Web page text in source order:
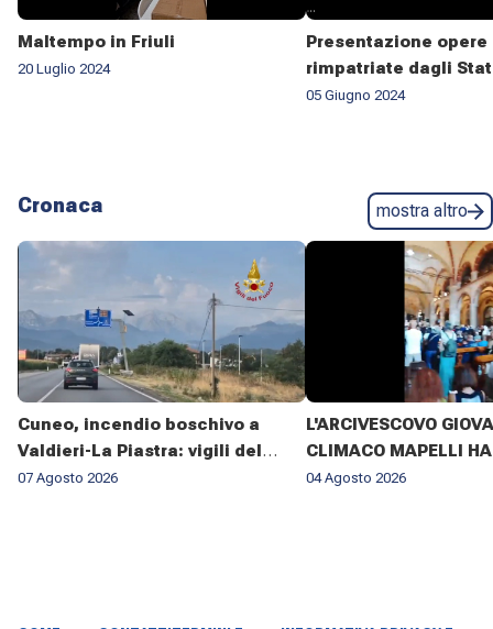
Maltempo in Friuli
20 Luglio 2024
Presentazione
rimpatriate dagli
05 Giugno 2024
Cronaca mostra altro
Cuneo, incendio boschivo a
Valdieri-La Piastra: vigili del
fuoco al lavoro da sette giorni
07 Agosto 2026
L'ARCIVESCOVO
CLIMACO MAPELLI HA
PRESENZIATO AL
04 Agosto 2026